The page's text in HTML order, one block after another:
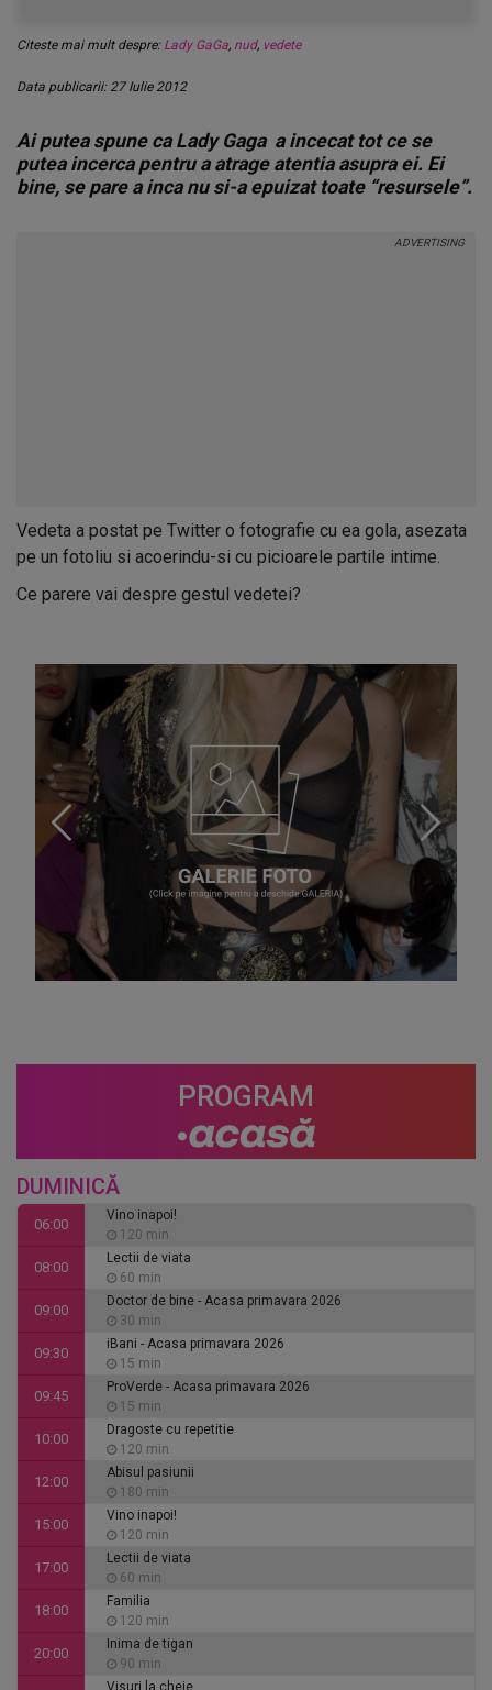
Citeste mai mult despre: Lady GaGa, nud, vedete
Data publicarii: 27 Iulie 2012
Ai putea spune ca Lady Gaga a incecat tot ce se
putea incerca pentru a atrage atentia asupra ei. Ei
bine, se pare a inca nu si-a epuizat toate “resursele”.
Vedeta a postat pe Twitter o fotografie cu ea gola, asezata
pe un fotoliu si acoerindu-si cu picioarele partile intime.
Ce parere vai despre gestul vedetei?
PROGRAM
DUMINICĂ
06:00
Vino inapoi!
120 min
08:00
Lectii de viata
60 min
09:00
Doctor de bine - Acasa primavara 2026
30 min
09:30
iBani - Acasa primavara 2026
15 min
09:45
ProVerde - Acasa primavara 2026
15 min
10:00
Dragoste cu repetitie
120 min
12:00
Abisul pasiunii
180 min
15:00
Vino inapoi!
120 min
17:00
Lectii de viata
60 min
18:00
Familia
120 min
20:00
Inima de tigan
90 min
Visuri la cheie